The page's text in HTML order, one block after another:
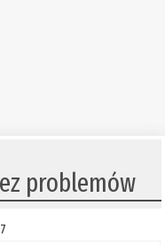
problemów